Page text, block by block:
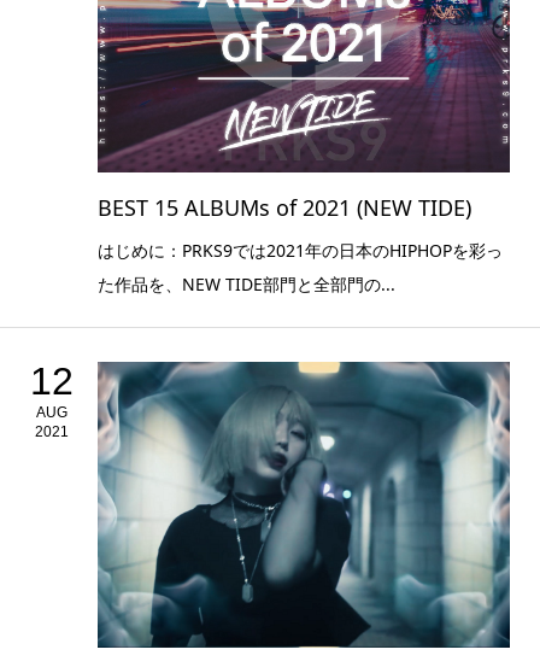
BEST 15 ALBUMs of 2021 (NEW TIDE)
はじめに：PRKS9では2021年の日本のHIPHOPを彩っ
た作品を、NEW TIDE部門と全部門の...
12
AUG
2021